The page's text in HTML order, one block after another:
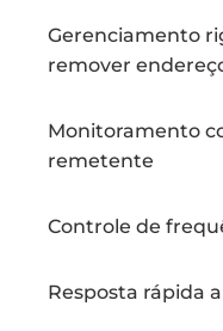
Gerenciamento
remover
Monitoramento
remetente
Controle de
Resposta rápida